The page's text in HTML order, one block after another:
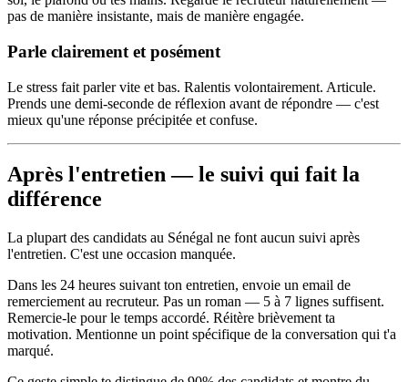
pas de manière insistante, mais de manière engagée.
Parle clairement et posément
Le stress fait parler vite et bas. Ralentis volontairement. Articule.
Prends une demi-seconde de réflexion avant de répondre — c'est
mieux qu'une réponse précipitée et confuse.
Après l'entretien — le suivi qui fait la
différence
La plupart des candidats au Sénégal ne font aucun suivi après
l'entretien. C'est une occasion manquée.
Dans les 24 heures suivant ton entretien, envoie un email de
remerciement au recruteur. Pas un roman — 5 à 7 lignes suffisent.
Remercie-le pour le temps accordé. Réitère brièvement ta
motivation. Mentionne un point spécifique de la conversation qui t'a
marqué.